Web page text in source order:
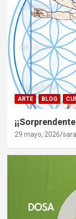
ARTE BLOG
29 mayo, 2026